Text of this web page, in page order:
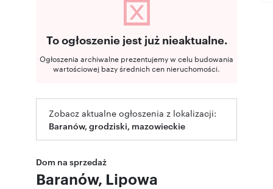
To ogłoszenie jest już nieaktualne.
Ogłoszenia archiwalne prezentujemy w celu budowania
wartościowej bazy średnich cen nieruchomości.
Zobacz aktualne ogłoszenia z lokalizacji:
Baranów, grodziski, mazowieckie
Dom na sprzedaż
Baranów, Lipowa